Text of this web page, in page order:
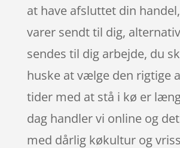
at have afsluttet din
varer sendt til dig,
sendes til dig arbejde, du
huske at vælge den rigtige
tider med at stå i kø er
dag handler vi online og
med dårlig køkultur og